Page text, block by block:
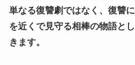
単なる復讐劇ではなく、復讐
を近くで見守る相棒の物語と
きます。